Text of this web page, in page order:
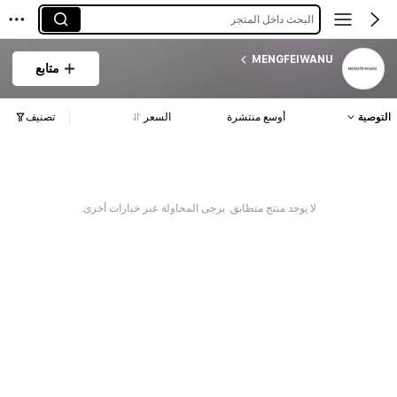
البحث داخل المتجر
MENGFEIWANU
متابع
التوصية أوسع منتشرة السعر تصنيف
لا يوجد منتج متطابق. يرجى المحاولة عبر خيارات أخرى.